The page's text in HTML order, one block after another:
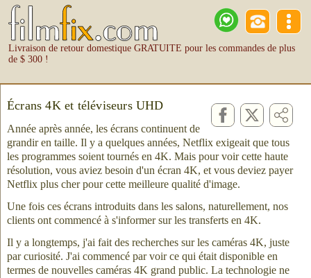
Livraison de retour domestique GRATUITE pour les commandes de plus
de $ 300 !
Écrans 4K et téléviseurs UHD
Année après année, les écrans continuent de
grandir en taille. Il y a quelques années, Netflix exigeait que tous
les programmes soient tournés en 4K. Mais pour voir cette haute
résolution, vous aviez besoin d'un écran 4K, et vous deviez payer
Netflix plus cher pour cette meilleure qualité d'image.
Une fois ces écrans introduits dans les salons, naturellement, nos
clients ont commencé à s'informer sur les transferts en 4K.
Il y a longtemps, j'ai fait des recherches sur les caméras 4K, juste
par curiosité. J'ai commencé par voir ce qui était disponible en
termes de nouvelles caméras 4K grand public. La technologie ne